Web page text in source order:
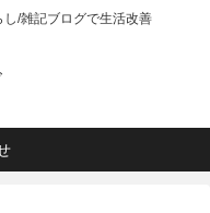
/雑記ブログで生活改善